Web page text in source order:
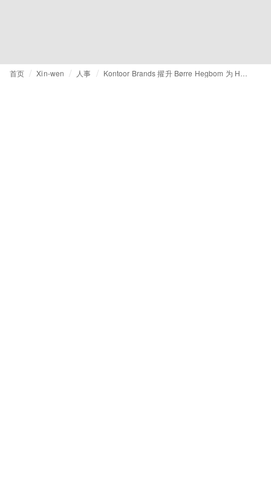
首页 Xin-wen 人事